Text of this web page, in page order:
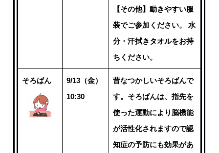
【その他】動きやすい服
装でご参加ください。 水
分・汗拭きタオルをお持
ちください。
そろばん
9/13（金）
10:30
昔なつかしいそろばんで
す。そろばんは、指先を
使った運動により脳機能
が活性化されますので認
知症の予防にも効果があ